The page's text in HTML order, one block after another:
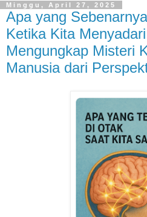
Minggu, April 27, 2025
Apa yang
Ketika Kita
Mengungkap Misteri
Manusia dari